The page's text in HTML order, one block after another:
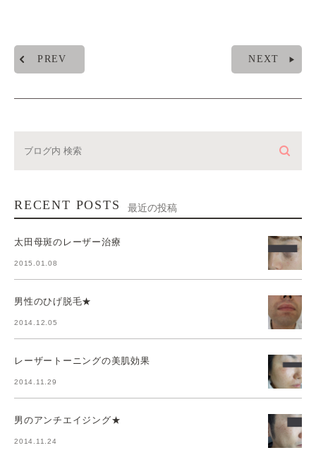
PREV NEXT
RECENT POSTS 最近の投稿
太田母斑のレーザー治療
2015.01.08
男性のひげ脱毛★
2014.12.05
レーザートーニングの美肌効果
2014.11.29
男のアンチエイジング★
2014.11.24